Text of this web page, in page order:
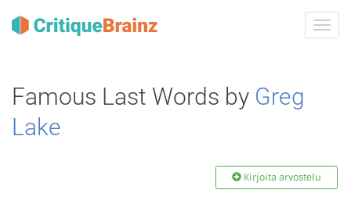
Famous Last Words by Greg
Lake
Kirjoita arvostelu